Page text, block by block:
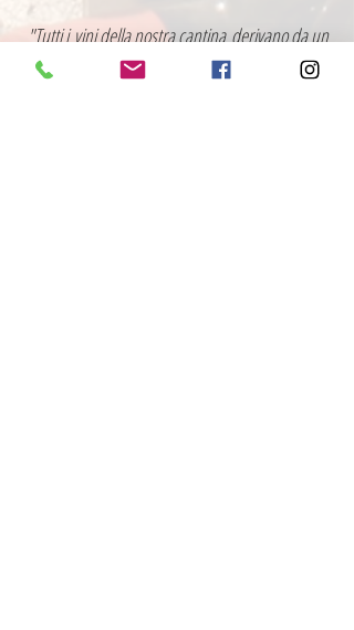
"Tutti i vini della nostra cantina derivano da un
lungo percorso di ricerca, iniziato nel 1995 con
l'apertura di Ombre Rosse, che prosegue tutt'oggi.